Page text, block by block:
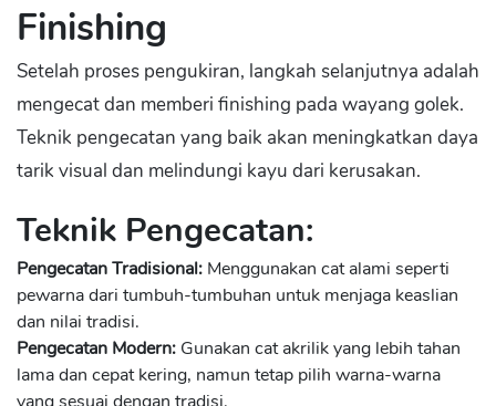
Finishing
Setelah proses pengukiran, langkah selanjutnya adalah
mengecat dan memberi finishing pada wayang golek.
Teknik pengecatan yang baik akan meningkatkan daya
tarik visual dan melindungi kayu dari kerusakan.
Teknik Pengecatan:
Pengecatan Tradisional: Menggunakan cat alami seperti
pewarna dari tumbuh-tumbuhan untuk menjaga keaslian
dan nilai tradisi.
Pengecatan Modern: Gunakan cat akrilik yang lebih tahan
lama dan cepat kering, namun tetap pilih warna-warna